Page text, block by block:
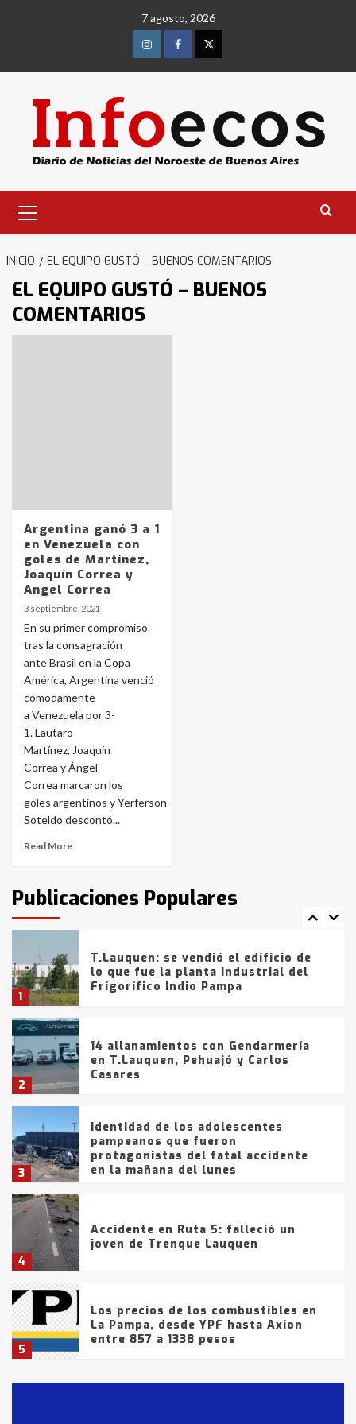
7 agosto, 2026
InstagramFacebookTwitter
primario
INICIO EL EQUIPO GUSTÓ – BUENOS COMENTARIOS
EL EQUIPO GUSTÓ – BUENOS
COMENTARIOS
Argentina ganó 3 a 1
en Venezuela con
goles de Martínez,
Joaquín Correa y
Angel Correa
3 septiembre, 2021
En su primer compromiso
tras la consagración
ante Brasil en la Copa
América, Argentina venció
cómodamente
a Venezuela por 3-
1. Lautaro
Martínez, Joaquín
Correa y Ángel
Correa marcaron los
goles argentinos y Yerferson
Soteldo descontó...
Read More
Publicaciones Populares
Identidad de los adolescentes
pampeanos que fueron
protagonistas del fatal accidente
en la mañana del lunes
4
Accidente en Ruta 5: falleció un
joven de Trenque Lauquen
5
Los precios de los combustibles en
entre 857 a 1338 pesos
6
La Bolsa de Cereales de Bahía
Blanca anticipa que Agosto vendrá
con lluvias y heladas, en gran parte
de la provincia
fueron detenidos por
comercialización de drogas en la
tarde del sábado
1
T.Lauquen: se vendió el edificio de
lo que fue la planta Industrial del
Frígorífico Indio Pampa
2
14 allanamientos con Gendarmería
en T.Lauquen, Pehuajó y Carlos
Casares
3
Identidad de los adolescentes
pampeanos que fueron
protagonistas del fatal accidente
en la mañana del lunes
4
Accidente en Ruta 5: falleció un
joven de Trenque Lauquen
5
Los precios de los combustibles en
La Pampa, desde YPF hasta Axion
entre 857 a 1338 pesos